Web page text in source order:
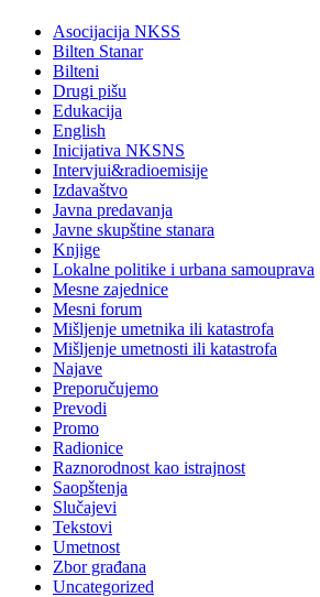
Asocijacija NKSS
Bilten Stanar
Bilteni
Drugi pišu
Edukacija
English
Inicijativa NKSNS
Intervjui&radioemisije
Izdavaštvo
Javna predavanja
Javne skupštine stanara
Knjige
Lokalne politike i urbana samouprava
Mesne zajednice
Mesni forum
Mišljenje umetnika ili katastrofa
Mišljenje umetnosti ili katastrofa
Najave
Preporučujemo
Prevodi
Promo
Radionice
Raznorodnost kao istrajnost
Saopštenja
Slučajevi
Tekstovi
Umetnost
Zbor građana
Uncategorized